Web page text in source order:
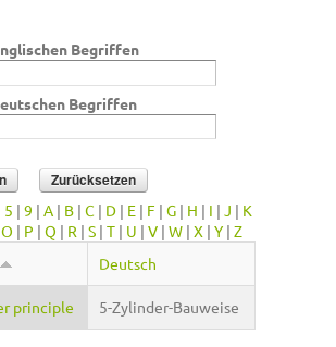
Begriffen
Begriffen
5 | 9 | A | B | C | D | E | F | G | H | I | J | K
O | P | Q | R | S | T | U | V | W | X | Y | Z
Deutsch
principle 5-Zylinder-Bauweise